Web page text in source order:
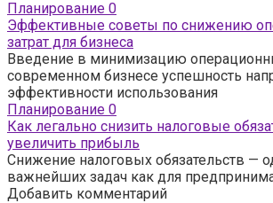
Планирование 0
Эффективные советы по снижению
затрат для бизнеса
Введение в минимизацию
современном бизнесе успешность
эффективности использования
Планирование 0
Как легально снизить налоговые
увеличить прибыль
Снижение налоговых обязательств —
важнейших задач как для
Добавить комментарий